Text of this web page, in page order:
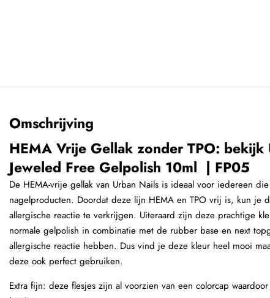
Omschrijving
HEMA Vrije Gellak zonder TPO: bekijk
Jeweled Free Gelpolish 10ml | FP05
De HEMA-vrije gellak van Urban Nails is ideaal voor iedereen
nagelproducten. Doordat deze lijn HEMA en TPO vrij is, kun je
allergische reactie te verkrijgen. Uiteraard zijn deze prachtige
normale gelpolish in combinatie met de rubber base en next
allergische reactie hebben. Dus vind je deze kleur heel mooi
deze ook perfect gebruiken.
Extra fijn: deze flesjes zijn al voorzien van een colorcap